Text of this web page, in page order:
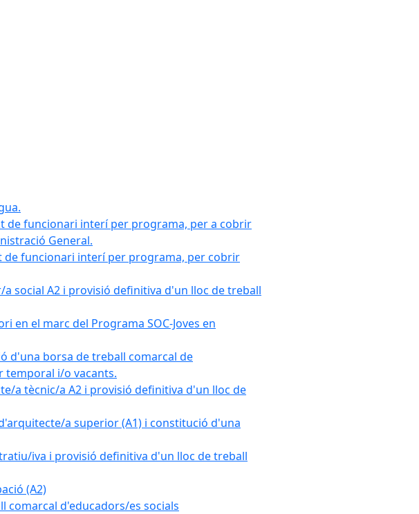
de funcionari interí per programa, per a cobrir
General.
de funcionari interí per programa, per cobrir
social A2 i provisió definitiva d'un lloc de treball
en el marc del Programa SOC-Joves en
d'una borsa de treball comarcal de
temporal i/o vacants.
a tècnic/a A2 i provisió definitiva d'un lloc de
a superior (A1) i constitució d'una
iva i provisió definitiva d'un lloc de treball
(A2)
comarcal d'educadors/es socials